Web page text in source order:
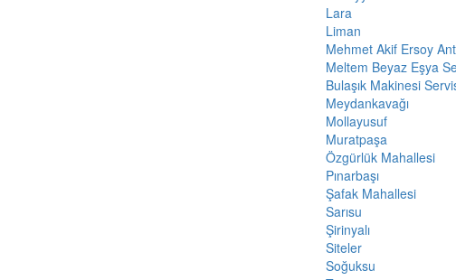
Lara
Liman
Mehmet Akif Ersoy
Meltem Beyaz Eşya
Bulaşık Makinesi
Meydankavağı
Mollayusuf
Muratpaşa
Özgürlük Mahallesi
Pınarbaşı
Şafak Mahallesi
Sarısu
Şirinyalı
Siteler
Soğuksu